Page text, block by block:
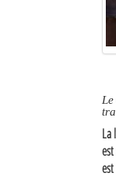
La